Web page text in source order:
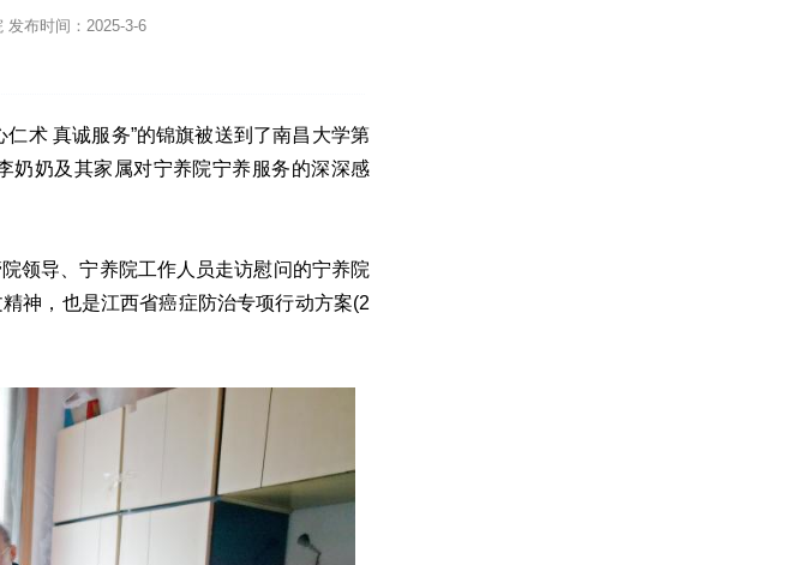
发布时间： 2025-3-6
术 真诚服务”的锦旗被送到了南昌大学第
奶奶及其家属对宁养院宁养服务的深深感
领导、宁养院工作人员走访慰问的宁养院
神，也是江西省癌症防治专项行动方案(2